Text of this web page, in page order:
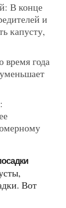
и
капусту,
Вот